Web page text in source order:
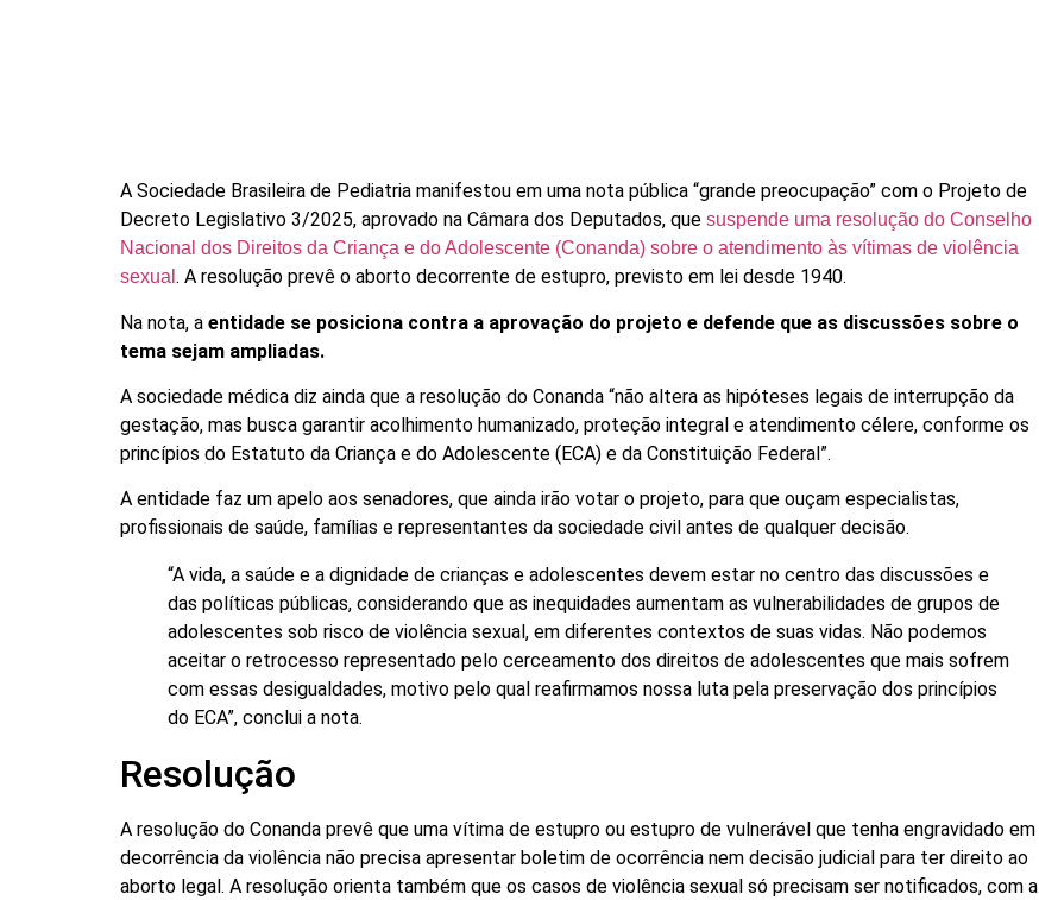
A Sociedade Brasileira de Pediatria manifestou em uma nota pública “grande preocupação” com o Projeto de
Decreto Legislativo 3/2025, aprovado na Câmara dos Deputados, quesuspende uma resolução do Conselho
Nacional dos Direitos da Criança e do Adolescente (Conanda) sobre o atendimento às vítimas de violência
sexual . A resolução prevê o aborto decorrente de estupro, previsto em lei desde 1940.
Na nota, aentidade se posiciona contra a aprovação do projeto e defende que as discussões sobre o
tema sejam ampliadas.
A sociedade médica diz ainda que a resolução do Conanda “não altera as hipóteses legais de interrupção da
gestação, mas busca garantir acolhimento humanizado, proteção integral e atendimento célere, conforme os
princípios do Estatuto da Criança e do Adolescente (ECA) e da Constituição Federal”.
A entidade faz um apelo aos senadores, que ainda irão votar o projeto, para que ouçam especialistas,
profissionais de saúde, famílias e representantes da sociedade civil antes de qualquer decisão.
“A vida, a saúde e a dignidade de crianças e adolescentes devem estar no centro das discussões e
das políticas públicas, considerando que as inequidades aumentam as vulnerabilidades de grupos de
adolescentes sob risco de violência sexual, em diferentes contextos de suas vidas. Não podemos
aceitar o retrocesso representado pelo cerceamento dos direitos de adolescentes que mais sofrem
com essas desigualdades, motivo pelo qual reafirmamos nossa luta pela preservação dos princípios
do ECA”, conclui a nota.
Resolução
A resolução do Conanda prevê que uma vítima de estupro ou estupro de vulnerável que tenha engravidado em
decorrência da violência não precisa apresentar boletim de ocorrência nem decisão judicial para ter direito ao
aborto legal. A resolução orienta também que os casos de violência sexual só precisam ser notificados, com a